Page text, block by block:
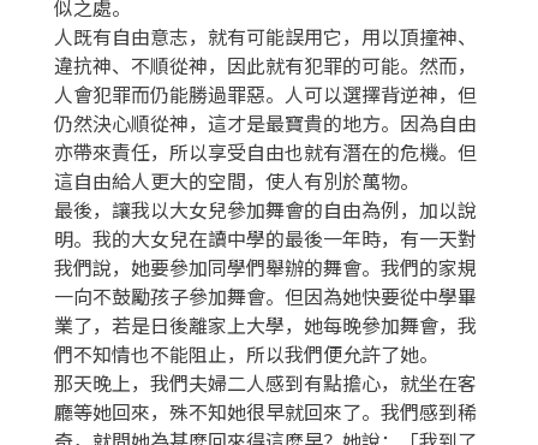
似之處。
人既有自由意志，就有可能誤用它，用以頂撞神、
違抗神、不順從神，因此就有犯罪的可能。然而，
人會犯罪而仍能勝過罪惡。人可以選擇背逆神，但
仍然決心順從神，這才是最寶貴的地方。因為自由
亦帶來責任，所以享受自由也就有潛在的危機。但
這自由給人更大的空間，使人有別於萬物。
最後，讓我以大女兒參加舞會的自由為例，加以說
明。我的大女兒在讀中學的最後一年時，有一天對
我們說，她要參加同學們舉辦的舞會。我們的家規
一向不鼓勵孩子參加舞會。但因為她快要從中學畢
業了，若是日後離家上大學，她每晚參加舞會，我
們不知情也不能阻止，所以我們便允許了她。
那天晚上，我們夫婦二人感到有點擔心，就坐在客
廳等她回來，殊不知她很早就回來了。我們感到稀